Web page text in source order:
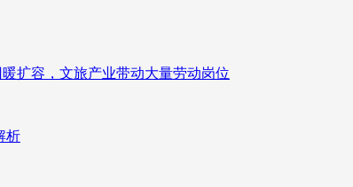
扩容，文旅产业带动大量劳动岗位
析